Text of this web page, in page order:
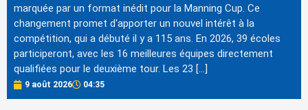
marquée par un format inédit pour la Manning Cup. Ce
changement promet d'apporter un nouvel intérêt à la
compétition, qui a débuté il y a 115 ans. En 2026, 39 écoles
participeront, avec les 16 meilleures équipes directement
qualifiées pour le deuxième tour. Les 23 […]
9 août 2026 04:35